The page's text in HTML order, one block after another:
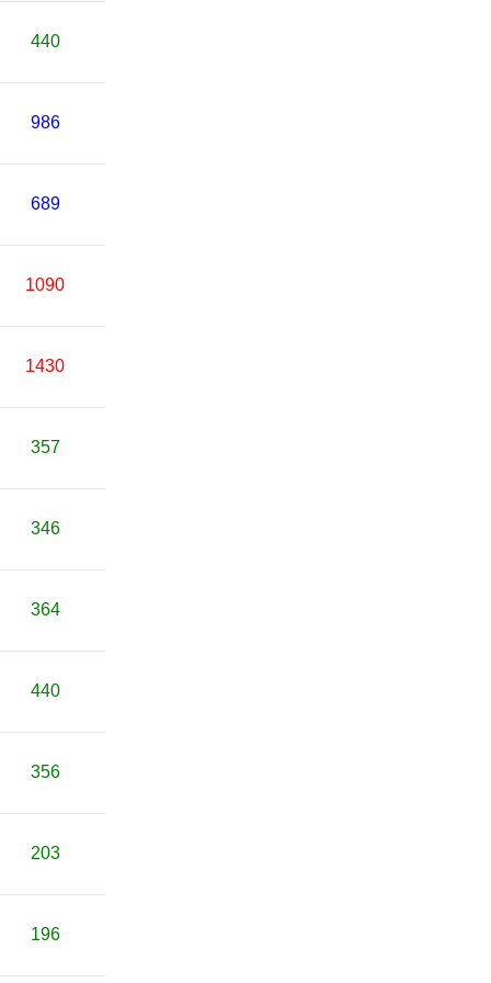
440
986
689
1090
1430
357
346
364
440
356
203
196